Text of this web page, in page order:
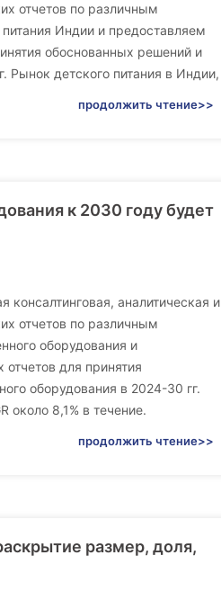
отчетов по различным
Индии и предоставляем
обоснованных решений и
Рынок детского питания в Индии,
продолжить чтение>>
к 2030 году будет
аналитическая и
отчетов по различным
оборудования и
для принятия
оборудования в 2024-30 гг.
около 8,1% в течение.
продолжить чтение>>
размер, доля,